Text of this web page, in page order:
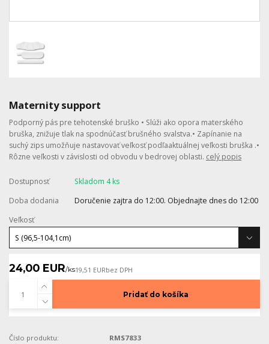
Maternity support
Podporný pás pre tehotenské bruško • Slúži ako opora materského
bruška, znižuje tlak na spodnúčasť brušného svalstva.• Zapínanie na
suchý zips umožňuje nastavovať veľkosť podľaaktuálnej veľkosti bruška .•
Rôzne veľkosti v závislosti od obvodu v bedrovej oblasti. celý popis
Dostupnosť
Skladom 4 ks
Doba dodania
Doručenie zajtra do 12:00. Objednajte dnes do 12:00
Veľkosť
24,00 EUR/ks19,51 EURbez DPH
Pridať do košíka
Číslo produktu:
RMS7833